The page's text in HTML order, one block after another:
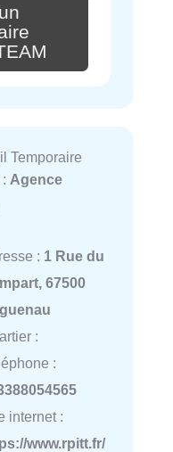
Temporaire
Agence
: 1 Rue du
67500
:
:
internet :
www.rpitt.fr/